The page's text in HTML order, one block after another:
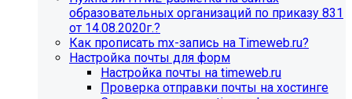
образовательных организаций по приказу 831
от 14.08.2020г.?
Как прописать mx-запись на Timeweb.ru?
Настройка почты для форм
Настройка почты на timeweb.ru
Проверка отправки почты на хостинге